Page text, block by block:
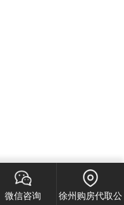
微信咨询
徐州购房代取公